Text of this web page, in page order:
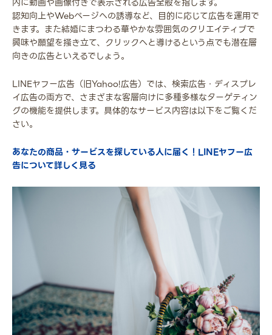
認知向上やWebページへの誘導など、目的に応じて広告を運用で
きます。また結婚にまつわる華やかな雰囲気のクリエイティブで
興味や願望を掻き立て、クリックへと導けるという点でも潜在層
向きの広告といえるでしょう。
LINEヤフー広告（旧Yahoo!広告）では、検索広告・ディスプレ
イ広告の両方で、さまざまな客層向けに多種多様なターゲティン
グの機能を提供します。具体的なサービス内容は以下をご覧くだ
さい。
あなたの商品・サービスを探している人に届く！LINEヤフー広
告について詳しく見る